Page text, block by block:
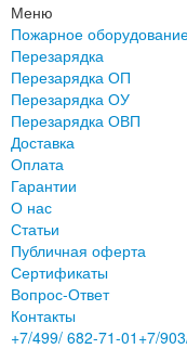
Меню
Пожарное
Перезарядка
Перезарядка ОП
Перезарядка ОУ
Перезарядка ОВП
Доставка
Оплата
Гарантии
О нас
Статьи
Публичная оферта
Сертификаты
Вопрос-Ответ
Контакты
+7/499/ 682-71-01 +7/